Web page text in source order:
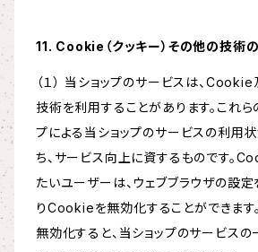
11. Cookie（クッキー）その他の技術
（１） 当ショップのサービスは、
技術を利用することがあります。これら
プによる当ショップのサービスの利用
ち、サービス向上に資するものです。
たいユーザーは、ウェブブラウザの設
りCookieを無効化することができます
無効化すると、当ショップのサービス